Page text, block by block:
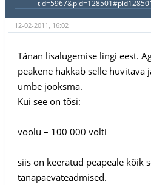
12-02-2011, 16:02
Tänan lisalugemise lingi eest.
peakene hakkab selle huvitava
umbe jooksma.
Kui see on tõsi:
voolu – 100 000 volti
siis on keeratud peapeale kõik
tänapäevateadmised.